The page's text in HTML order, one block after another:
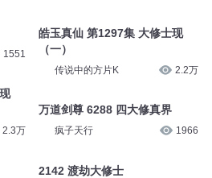
1551
2.3万
皓玉真仙 第1297集 大修士现
（一）
传说中的方片K 2.2万
万道剑尊 6288 四大修真界
疯子天行 1966
2142 渡劫大修士